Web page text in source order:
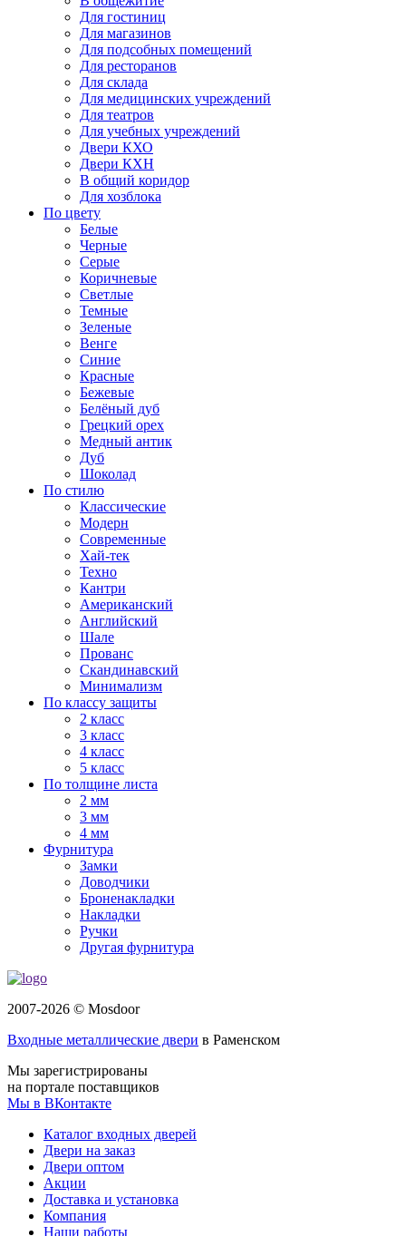
Для гостиниц
Для магазинов
Для подсобных помещений
Для ресторанов
Для склада
Для медицинских учреждений
Для театров
Для учебных учреждений
Двери КХО
Двери КХН
В общий коридор
Для хозблока
По цвету
Белые
Черные
Серые
Коричневые
Светлые
Темные
Зеленые
Венге
Синие
Красные
Бежевые
Белёный дуб
Грецкий орех
Медный антик
Дуб
Шоколад
По стилю
Классические
Модерн
Современные
Хай-тек
Техно
Кантри
Американский
Английский
Шале
Прованс
Скандинавский
Минимализм
По классу защиты
2 класс
3 класс
4 класс
5 класс
По толщине листа
2 мм
3 мм
4 мм
Фурнитура
Замки
Доводчики
Броненакладки
Накладки
Ручки
Другая фурнитура
2007-2026 © Mosdoor
Входные металлические двери в Раменском
Мы зарегистрированы
на портале поставщиков
Мы в ВКонтакте
Каталог входных дверей
Двери на заказ
Двери оптом
Акции
Доставка и установка
Компания
Наши работы